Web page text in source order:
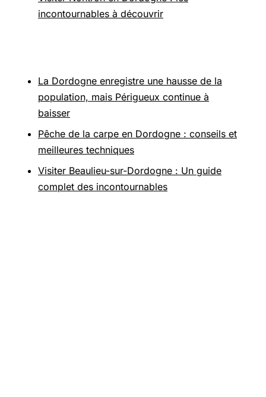
incontournables à découvrir
La Dordogne enregistre une hausse de la
population, mais Périgueux continue à
baisser
Pêche de la carpe en Dordogne : conseils et
meilleures techniques
Visiter Beaulieu-sur-Dordogne : Un guide
complet des incontournables